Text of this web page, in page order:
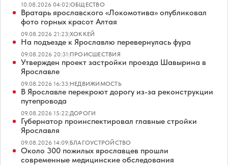
10.08.2026 04:02|ОБЩЕСТВО
Вратарь ярославского «Локомотива» опубликовал
фото горных красот Алтая
09.08.2026 21:23|ХОККЕЙ
На подъезде к Ярославлю перевернулась фура
09.08.2026 20:31|ПРОИСШЕСТВИЯ
Утвержден проект застройки проезда Шавырина в
Ярославле
09.08.2026 16:33|НЕДВИЖИМОСТЬ
В Ярославле перекроют дорогу из-за реконструкции
путепровода
09.08.2026 15:22|ДОРОГИ
Губернатор проинспектировал главные стройки
Ярославля
09.08.2026 14:09|БЛАГОУСТРОЙСТВО
Около 300 пожилых ярославцев прошли
современные медицинские обследования